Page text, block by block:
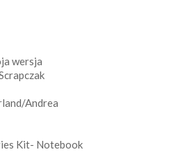
wersja
Andrea
Kit- Notebook